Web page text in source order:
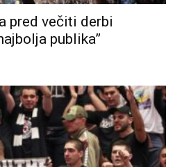
pred večiti derbi
publika”